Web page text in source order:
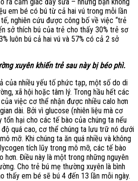
em bé có bú từ cả hai vú trong mỗi lần
nghiên cứu được công bố về việc “trẻ
sở thích bú của trẻ cho thấy 30% trẻ sơ
luôn bú cả hai vú và 57% có cả 2 sở
xuyên khiến trẻ sau này bị béo phì.
của nhiều yếu tố phức tạp, một số do di
xã hội hoặc tâm lý. Trong hầu hết các
việc cơ thể nhận được nhiều calo hơn
dài. Bởi vì glucose (nhiên liệu mà cơ
tổn hại cho các tế bào của chúng ta nếu
quá cao, cơ thể chúng ta lưu trữ nó dưới
mỡ. Khi chúng ta ăn quá nhiều và không
tích lũy trong mô mỡ, các tế bào
hơn. Điều này là một trong những nguyên
Cho trẻ bú mẹ thường xuyên là bình
thấy em bé sẽ bú 4 đến 13 lần mỗi ngày.